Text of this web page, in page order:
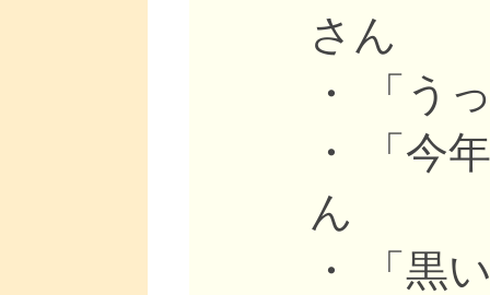
さん
・ 「う
・ 「今
ん
・ 「黒